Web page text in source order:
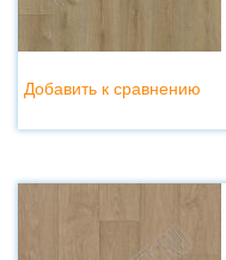
Добавить к сравнению